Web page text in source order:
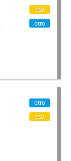
csv
otro
otro
csv